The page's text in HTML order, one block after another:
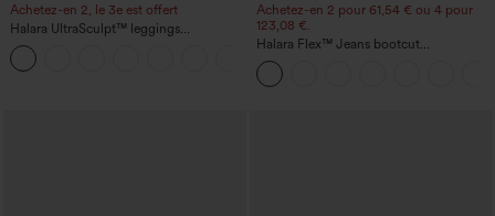
Achetez-en 2, le 3e est offert
Halara UltraSculpt™ leggings
d'entraînement taille haute — fronces
liftantes pour le fessier, maintien gainant
du ventre et poche
Achetez-en 2 pour 61,54 € ou 4 pour
123,08 €.
Halara Flex™ Jeans bootcut
décontractés taille haute, effet délavé,
avec poches